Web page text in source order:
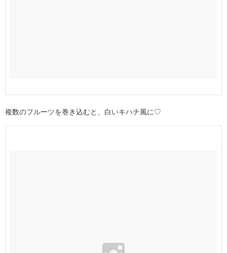
複数のフルーツを巻き込むと、白いキハチ風に♡